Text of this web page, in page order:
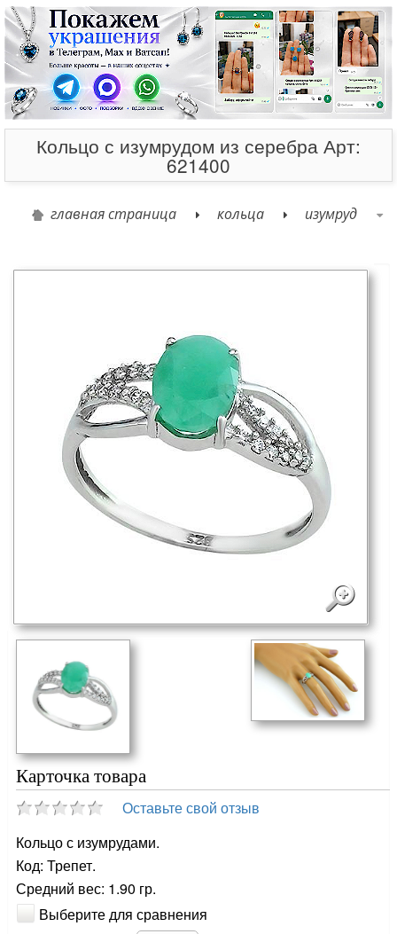
Кольцо с изумрудом из серебра Арт:
621400
главная страница кольца изумруд
Карточка товара
Оставьте свой отзыв
Кольцо с изумрудами.
Код: Трепет.
Средний вес: 1.90 гр.
Выберите для сравнения